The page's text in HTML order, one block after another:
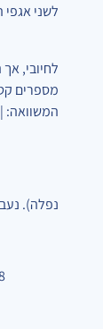
לשני
לחיובי,
המשוואה: |
נפלה).
תשובה